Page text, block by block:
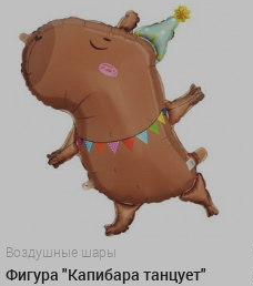
Воздушные шары
Фигура "Капибара танцует"